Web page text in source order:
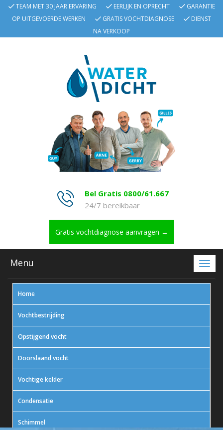
TEAM MET 30 JAAR ERVARING EERLIJK EN OPRECHT
GARANTIE
OP UITGEVOERDE WERKEN
GRATIS VOCHTDIAGNOSE
DIENST
NA VERKOOP
Bel Gratis 0800/61.667
24/7 bereikbaar
Gratis vochtdiagnose aanvragen →
Menu
Home
Vochtbestrijding
Opstijgend vocht
Doorslaand vocht
Vochtige kelder
Condensatie
Schimmel